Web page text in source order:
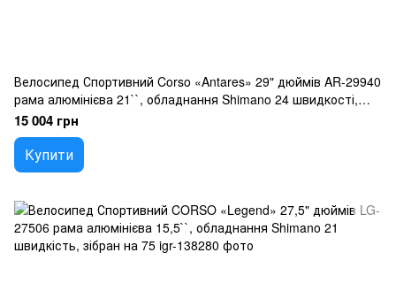
Велосипед Спортивний Corso «Antares» 29" дюймів AR-29940
рама алюмінієва 21``, обладнання Shimano 24 швидкості,
зібран на 75
15 004 грн
Купити